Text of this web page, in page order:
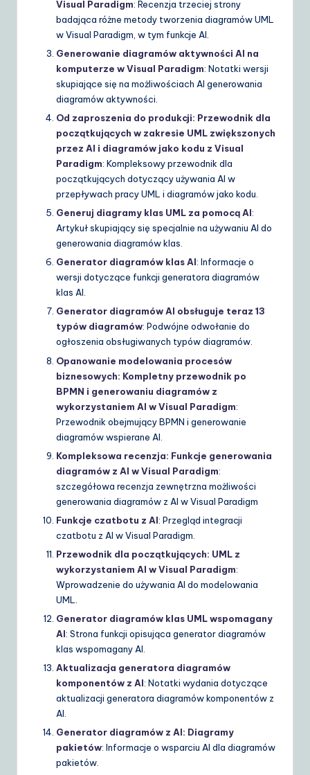
Visual Paradigm: Recenzja trzeciej strony
badająca różne metody tworzenia diagramów UML
w Visual Paradigm, w tym funkcje AI.
Generowanie diagramów aktywności AI na
komputerze w Visual Paradigm: Notatki wersji
skupiające się na możliwościach AI generowania
diagramów aktywności.
Od zaproszenia do produkcji: Przewodnik dla
początkujących w zakresie UML zwiększonych
przez AI i diagramów jako kodu z Visual
Paradigm: Kompleksowy przewodnik dla
początkujących dotyczący używania AI w
przepływach pracy UML i diagramów jako kodu.
Generuj diagramy klas UML za pomocą AI:
Artykuł skupiający się specjalnie na używaniu AI do
generowania diagramów klas.
Generator diagramów klas AI: Informacje o
wersji dotyczące funkcji generatora diagramów
klas AI.
Generator diagramów AI obsługuje teraz 13
typów diagramów: Podwójne odwołanie do
ogłoszenia obsługiwanych typów diagramów.
Opanowanie modelowania procesów
biznesowych: Kompletny przewodnik po
BPMN i generowaniu diagramów z
wykorzystaniem AI w Visual Paradigm:
Przewodnik obejmujący BPMN i generowanie
diagramów wspierane AI.
Kompleksowa recenzja: Funkcje generowania
diagramów z AI w Visual Paradigm:
szczegółowa recenzja zewnętrzna możliwości
generowania diagramów z AI w Visual Paradigm
Funkcje czatbotu z AI: Przegląd integracji
czatbotu z AI w Visual Paradigm.
Przewodnik dla początkujących: UML z
wykorzystaniem AI w Visual Paradigm:
Wprowadzenie do używania AI do modelowania
UML.
Generator diagramów klas UML wspomagany
AI: Strona funkcji opisująca generator diagramów
klas wspomagany AI.
Aktualizacja generatora diagramów
komponentów z AI: Notatki wydania dotyczące
aktualizacji generatora diagramów komponentów z
AI.
Generator diagramów z AI: Diagramy
pakietów: Informacje o wsparciu AI dla diagramów
pakietów.